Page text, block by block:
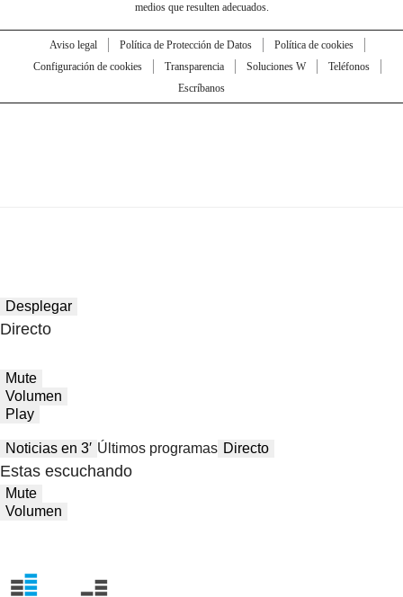
medios que resulten adecuados.
Aviso legal Política de Protección de Datos
Política de cookies
Configuración de cookies
Transparencia Soluciones W
Teléfonos
Escríbanos
Desplegar
Directo
Mute
Volumen
Play
Noticias en 3′ Últimos programas Directo
Estas escuchando
Mute
Volumen